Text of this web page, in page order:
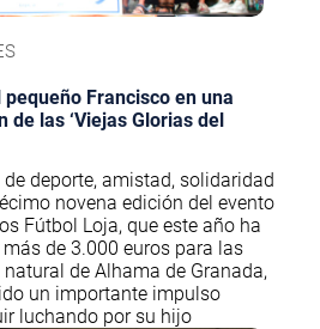
Francisco en una
las ‘Viejas Glorias del
deporte, amistad, solidaridad
novena edición del evento
Fútbol Loja, que este año ha
de 3.000 euros para las
de Alhama de Granada,
un importante impulso
luchando por su hijo